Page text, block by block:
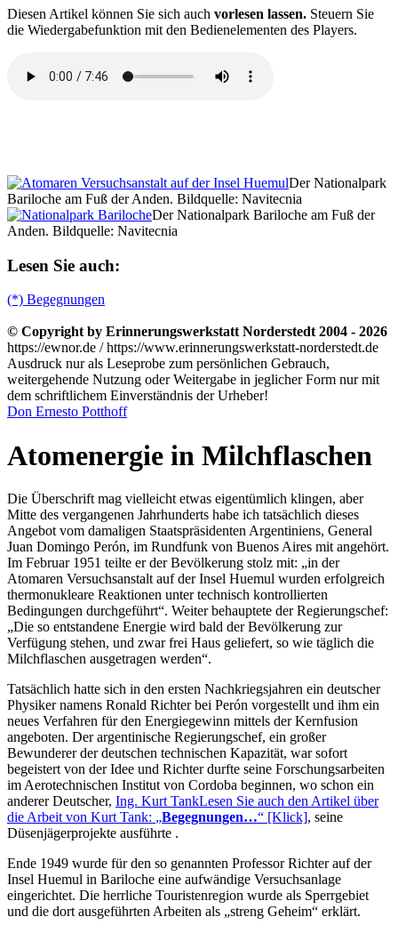
Diesen Artikel können Sie sich auch vorlesen lassen. Steuern Sie
die Wiedergabefunktion mit den Bedienelementen des Players.
Der Nationalpark
Bariloche am Fuß der Anden. Bildquelle: Navitecnia
Der Nationalpark Bariloche am Fuß der
Anden. Bildquelle: Navitecnia
Lesen Sie auch:
(*) Begegnungen
© Copyright by Erinnerungswerkstatt Norderstedt 2004 - 2026
https://ewnor.de / https://www.erinnerungswerkstatt-norderstedt.de
Ausdruck nur als Leseprobe zum persönlichen Gebrauch,
weitergehende Nutzung oder Weitergabe in jeglicher Form nur mit
dem schriftlichem Einverständnis der Urheber!
Don Ernesto Potthoff
Atomenergie in Milchflaschen
Die Überschrift mag vielleicht etwas eigentümlich klingen, aber
Mitte des vergangenen Jahrhunderts habe ich tatsächlich dieses
Angebot vom damaligen Staatspräsidenten Argentiniens, General
Juan Domingo Perón, im Rundfunk von Buenos Aires mit angehört.
Im Februar 1951 teilte er der Bevölkerung stolz mit:
in der
Atomaren Versuchsanstalt auf der Insel Huemul wurden erfolgreich
thermonukleare Reaktionen unter technisch kontrollierten
Bedingungen durchgeführt . Weiter behauptete der Regierungschef:
Die so entstandene Energie wird bald der Bevölkerung zur
Verfügung stehen, und zwar frei Haus geliefert, so wie täglich die
Milchflaschen ausgetragen werden .
Tatsächlich hatte sich in den ersten Nachkriegsjahren ein deutscher
Physiker namens Ronald Richter bei Perón vorgestellt und ihm ein
neues Verfahren für den Energiegewinn mittels der Kernfusion
angeboten. Der argentinische Regierungschef, ein großer
Bewunderer der deutschen technischen Kapazität, war sofort
begeistert von der Idee und Richter durfte seine Forschungsarbeiten
im Aerotechnischen Institut von Cordoba beginnen, wo schon ein
anderer Deutscher, Ing. Kurt TankLesen Sie auch den Artikel über
die Arbeit von Kurt Tank:
Begegnungen… [Klick], seine
Düsenjägerprojekte ausführte .
Ende 1949 wurde für den so genannten Professor Richter auf der
Insel Huemul in Bariloche eine aufwändige Versuchsanlage
eingerichtet. Die herrliche Touristenregion wurde als Sperrgebiet
und die dort ausgeführten Arbeiten als
streng Geheim
erklärt.